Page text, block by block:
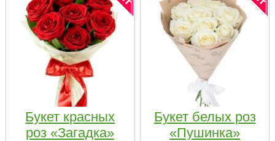
Букет красных
роз «Загадка»
Букет белых роз
«Пушинка»